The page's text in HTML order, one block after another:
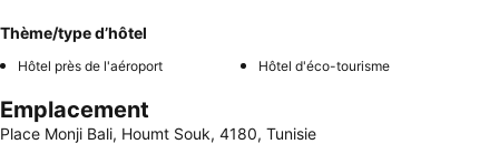
Thème/type d’hôtel
Hôtel près de l'aéroport Hôtel d'éco-tourisme
Emplacement
Place Monji Bali, Houmt Souk, 4180, Tunisie